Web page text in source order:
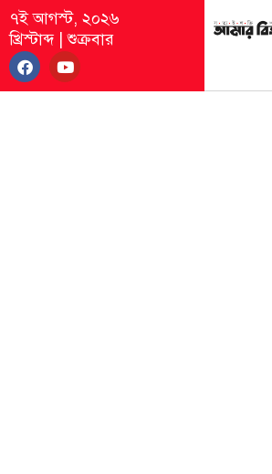
৭ই আগস্ট, ২০২৬
খ্রিস্টাব্দ|শুক্রবার